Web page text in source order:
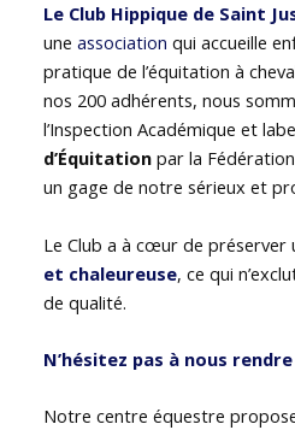
Le Club Hippique de Saint
uneassociation qui accueille
pratique de l’équitation à
nos 200 adhérents, nous
l’Inspection Académique et
d’Équitation par la
un gage de notre sérieux et
Le Club a à cœur de préserver
et chaleureuse, ce qui
de qualité.
N’hésitez pas à nous
Notre centre équestre